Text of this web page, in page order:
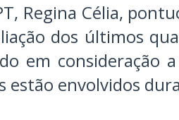
Regina Célia,
dos últimos
em consideração
estão envolvidos